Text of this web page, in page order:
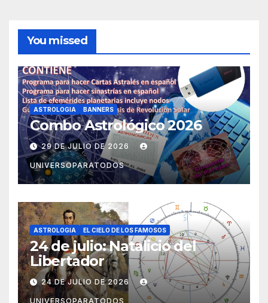
You missed
ASTROLOGIA BANNERS
Combo Astrológico 2026
29 DE JULIO DE 2026
UNIVERSOPARATODOS
ASTROLOGIA EL CIELO DE LOS FAMOSOS
24 de julio: Natalicio del
Libertador
24 DE JULIO DE 2026
UNIVERSOPARATODOS